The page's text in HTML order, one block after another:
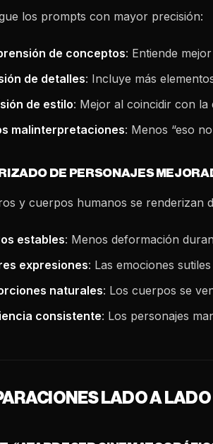
los prompts con mayor precisión:
de conceptos: Entiende
de detalles: Incluye más
de estilo: Mejor al coincidir con la
malinterpretaciones: Menos “eso
DE PERSONAJES
y cuerpos humanos se renderizan
estables: Menos deformación
expresiones: Las emociones
naturales: Los cuerpos se
consistente: Los personajes
LADO A LADO